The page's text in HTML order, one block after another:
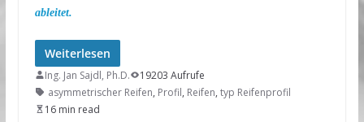
ableitet.
Weiterlesen
Ing. Jan Sajdl, Ph.D.
19203 Aufrufe
asymmetrischer Reifen, Profil, Reifen, typ Reifenprofil
16 min read